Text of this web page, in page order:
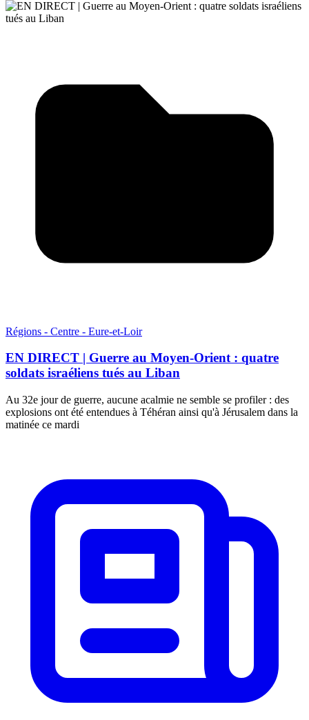
Régions - Centre - Eure-et-Loir
EN DIRECT | Guerre au Moyen-Orient : quatre
soldats israéliens tués au Liban
Au 32e jour de guerre, aucune acalmie ne semble se profiler : des
explosions ont été entendues à Téhéran ainsi qu'à Jérusalem dans la
matinée ce mardi